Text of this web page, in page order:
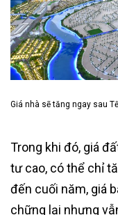
Giá nhà sẽ tăng ngay sau
Trong khi đó, giá
tư cao, có thể chỉ
đến cuối năm, giá
chững lại nhưng